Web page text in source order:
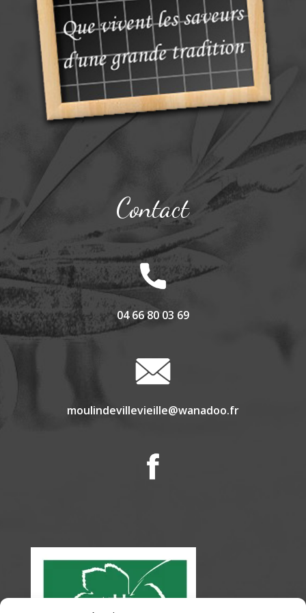
Contact
04 66 80 03 69
moulindevillevieille@wanadoo.fr